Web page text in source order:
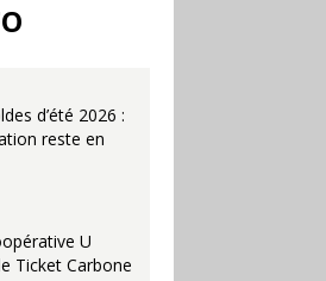
Défense
d’été 2026 :
reste en
U
Ticket Carbone